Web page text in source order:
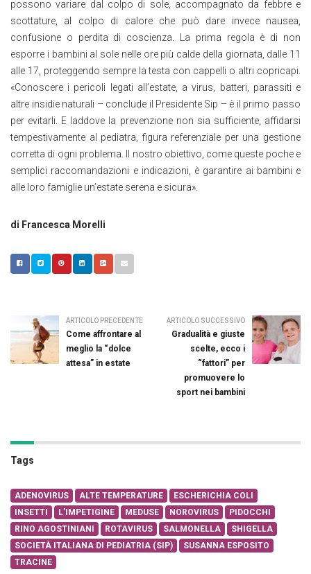
possono variare dal colpo di sole, accompagnato da febbre e
scottature, al colpo di calore che può dare invece nausea,
confusione o perdita di coscienza. La prima regola è di non
esporre i bambini al sole nelle ore più calde della giornata, dalle 11
alle 17, proteggendo sempre la testa con cappelli o altri copricapi.
«Conoscere i pericoli legati all’estate, a virus, batteri, parassiti e
altre insidie naturali – conclude il Presidente Sip – è il primo passo
per evitarli. E laddove la prevenzione non sia sufficiente, affidarsi
tempestivamente al pediatra, figura referenziale per una gestione
corretta di ogni problema. Il nostro obiettivo, come queste poche e
semplici raccomandazioni e indicazioni, è garantire ai bambini e
alle loro famiglie un’estate serena e sicura».
di Francesca Morelli
ARTICOLO PRECEDENTE
Come affrontare al
meglio la “dolce
attesa” in estate
ARTICOLO SUCCESSIVO
Gradualità e giuste
scelte, ecco i
“fattori” per
promuovere lo
sport nei bambini
Tags
ADENOVIRUS ALTE TEMPERATURE
ESCHERICHIA COLI
INSETTI
L’IMPETIGINE MEDUSE NOROVIRUS
PIDOCCHI
RINO AGOSTINIANI
ROTAVIRUS SALMONELLA
SHIGELLA
SOCIETÀ ITALIANA DI PEDIATRIA (SIP)
SUSANNA ESPOSITO
TRACINE